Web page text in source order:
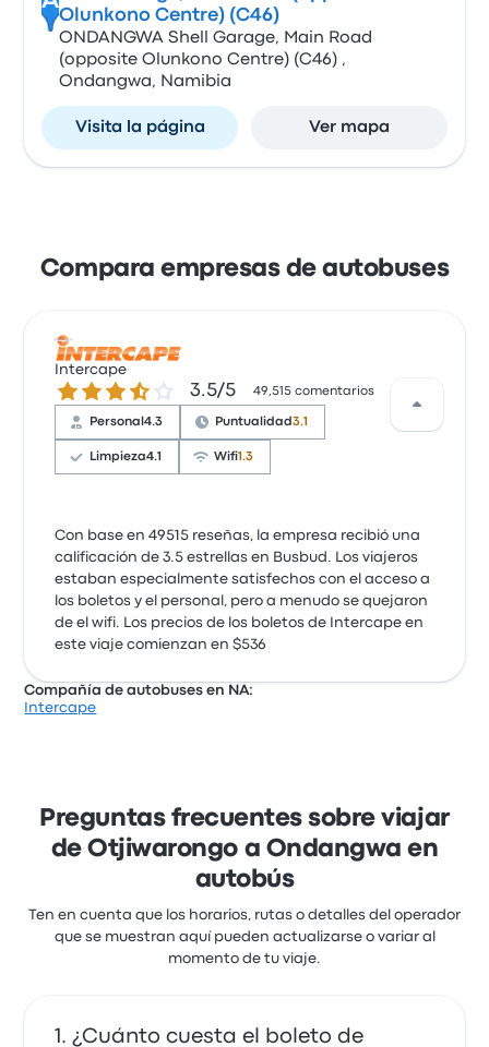
Olunkono Centre) (C46)
ONDANGWA Shell Garage, Main Road
(opposite Olunkono Centre) (C46) ,
Ondangwa, Namibia
Visita la página Ver mapa
Compara empresas de autobuses
Intercape
3.5 de 5 estrellas3.5/5 49,515 comentarios
Personal4.3 Puntualidad3.1
Limpieza4.1 Wifi1.3
Con base en 49515 reseñas, la empresa recibió una
calificación de 3.5 estrellas en Busbud. Los viajeros
estaban especialmente satisfechos con el acceso a
los boletos y el personal, pero a menudo se quejaron
de el wifi. Los precios de los boletos de Intercape en
este viaje comienzan en $536
Compañía de autobuses en NA:
Intercape
Preguntas frecuentes sobre viajar
de Otjiwarongo a Ondangwa en
autobús
Ten en cuenta que los horarios, rutas o detalles del operador
que se muestran aquí pueden actualizarse o variar al
momento de tu viaje.
¿Cuánto cuesta el boleto de